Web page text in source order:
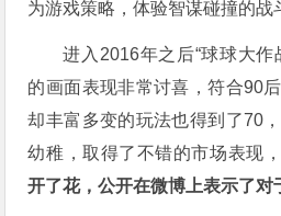
为游戏策略，体验智谋碰撞的战
进入2016年之后“球球大作
的画面表现非常讨喜，符合90
却丰富多变的玩法也得到了70
幼稚，取得了不错的市场表现，
开了花，公开在微博上表示了对